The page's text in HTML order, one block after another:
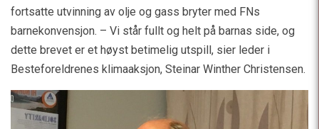
fortsatte utvinning av olje og gass bryter med FNs
barnekonvensjon. – Vi står fullt og helt på barnas side, og
dette brevet er et høyst betimelig utspill, sier leder i
Besteforeldrenes klimaaksjon, Steinar Winther Christensen.